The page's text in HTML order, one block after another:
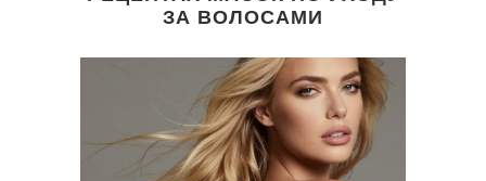
ЗА ВОЛОСАМИ